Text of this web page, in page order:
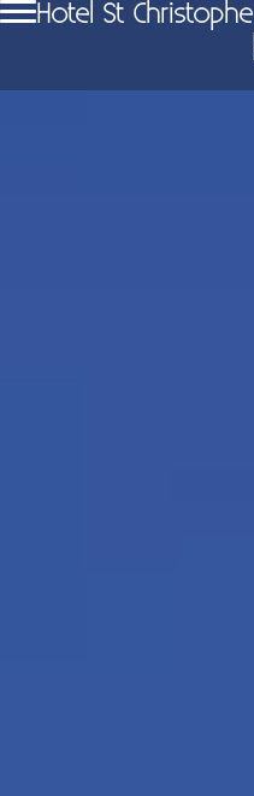
Hotel St Christophe